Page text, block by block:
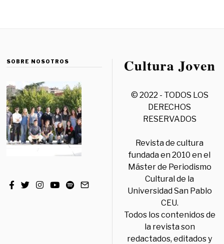
SOBRE NOSOTROS
© 2022 - TODOS LOS
DERECHOS
RESERVADOS
Revista de cultura
fundada en 2010 en el
Máster de Periodismo
Cultural de la
Universidad San Pablo
CEU.
Todos los contenidos de
la revista son
redactados, editados y